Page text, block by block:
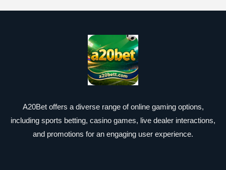
A20Bet offers a diverse range of online gaming options,
including sports betting, casino games, live dealer interactions,
and promotions for an engaging user experience.